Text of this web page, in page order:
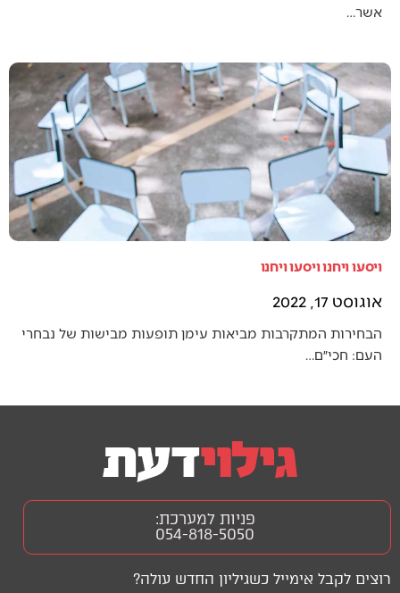
אשר…
ויסעו ויחנו ויסעו ויחנו
אוגוסט 17, 2022
הבחירות המתקרבות מביאות עימן תופעות מבישות של נבחרי
העם: חכי״ם…
רוצים לקבל אימייל כשגיליון החדש עולה?
פניות למערכת:
054-818-5050